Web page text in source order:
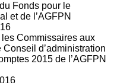
Fonds pour le
et de l’AGFPN
Commissaires aux
d’administration
2015 de l’AGFPN